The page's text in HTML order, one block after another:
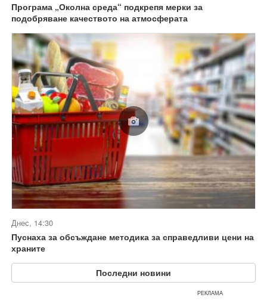
Програма „Околна среда“ подкрепя мерки за
подобряване качеството на атмосферата
Днес, 14:30
Пуснаха за обсъждане методика за справедливи цени на
храните
Последни новини
РЕКЛАМА